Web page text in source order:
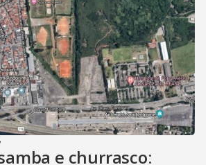
e churrasco: